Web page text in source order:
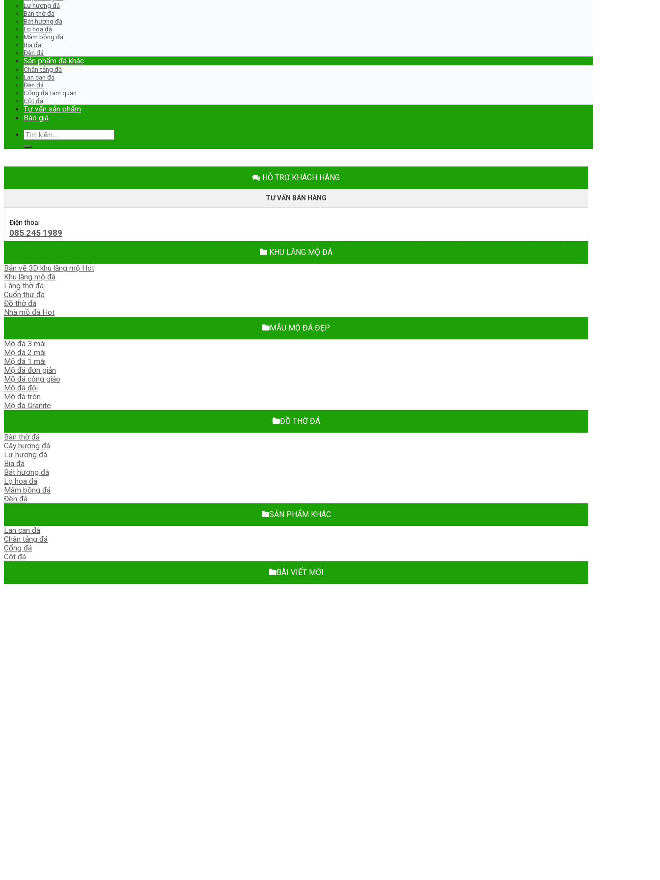
Lư hương đá
Bàn thờ đá
Bát hương đá
Lọ hoa đá
Mâm bồng đá
Bia đá
Đèn đá
Sản phẩm đá khác
Chân tảng đá
Lan can đá
Đèn đá
Cổng đá tam quan
Cột đá
Tư vấn sản phẩm
Báo giá
Tìm
kiếm:
HỖ TRỢ KHÁCH HÀNG
TƯ VẤN BÁN HÀNG
Điện thoại
085 245 1989
KHU LĂNG MỘ ĐÁ
Bản vẽ 3D khu lăng mộ
Khu lăng mộ đá
Lăng thờ đá
Cuốn thư đá
Đồ thờ đá
Nhà mồ đá
MẪU MỘ ĐÁ ĐẸP
Mộ đá 3 mái
Mộ đá 2 mái
Mộ đá 1 mái
Mộ đá đơn giản
Mộ đá công giáo
Mộ đá đôi
Mộ đá tròn
Mộ đá Granite
ĐỒ THỜ ĐÁ
Bàn thờ đá
Cây hương đá
Lư hương đá
Bia đá
Bát hương đá
Lọ hoa đá
Mâm bồng đá
Đèn đá
SẢN PHẨM KHÁC
Lan can đá
Chân tảng đá
Cổng đá
Cột đá
BÀI VIẾT MỚI